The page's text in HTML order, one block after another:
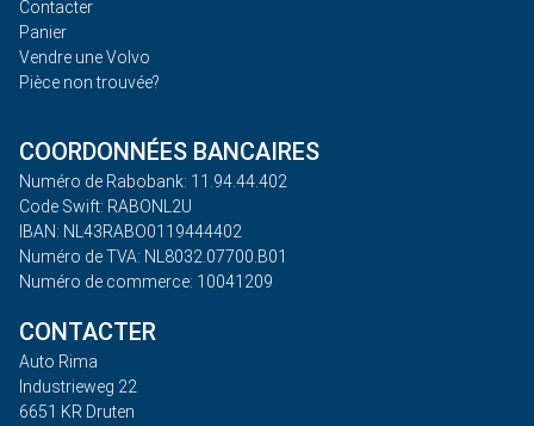
Contacter
Panier
Vendre une Volvo
Pièce non trouvée?
COORDONNÉES BANCAIRES
Numéro de Rabobank: 11.94.44.402
Code Swift: RABONL2U
IBAN: NL43RABO0119444402
Numéro de TVA: NL8032.07700.B01
Numéro de commerce: 10041209
CONTACTER
Auto Rima
Industrieweg 22
6651 KR Druten